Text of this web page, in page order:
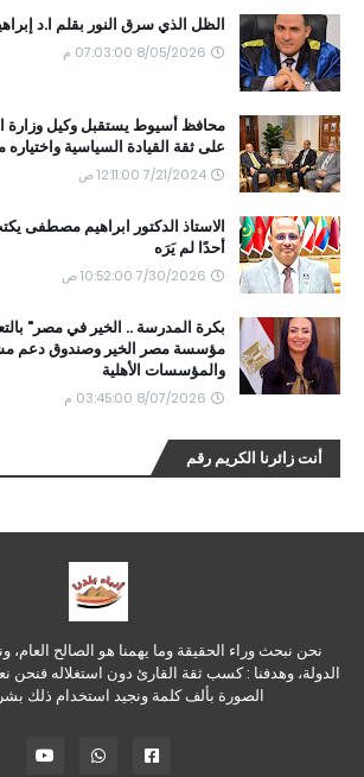
الظل الذي سرق النور بقلم ا.د
8/05/2026 07:03:00 م
محافظ أسيوط يستقبل وكيل وزارة
على ثقة القيادة السياسية واختياره
7/21/2024 12:11:00 ص
الاستاذ الدكتور ابراهيم مصطفى
أحدًا لم يَرَه
7/30/2026 10:52:00 ص
بكرة المدرسة .. الخير في مصر"
مؤسسة مصر الخير وصندوق دعم
والمؤسسات الأهلية
8/07/2026 03:45:00 م
أنت زائرنا الكريم رقم
نحن نبحث وراء الحقيقة وما يهمنا هو الصالح
الدولة، وهدفنا : كسب ثقة القارئ دون استغلاله فنحن
الصورة بألف كلمة ونجيد استخدام ذلك